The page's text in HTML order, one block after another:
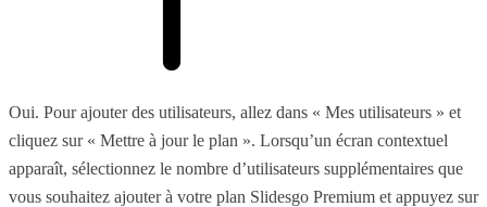
Oui. Pour ajouter des utilisateurs, allez dans « Mes utilisateurs » et
cliquez sur « Mettre à jour le plan ». Lorsqu’un écran contextuel
apparaît, sélectionnez le nombre d’utilisateurs supplémentaires que
vous souhaitez ajouter à votre plan Slidesgo Premium et appuyez sur